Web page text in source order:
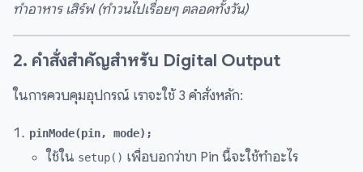
ทำอาหาร เสิร์ฟ (ทำวนไปเรื่อยๆ ตลอดทั้งวัน)
2. คำสั่งสำคัญสำหรับ Digital Output
ในการควบคุมอุปกรณ์ เราจะใช้ 3 คำสั่งหลัก:
pinMode(pin, mode);
ใช้ใน setup() เพื่อบอกว่าขา Pin นี้จะใช้ทำอะไร